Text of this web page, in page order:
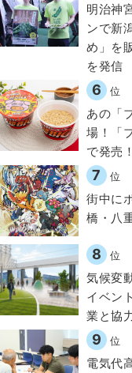
明治神
ンで新
め」を
を発信
6 位
あの「
場！「
で発売！
7 位
街中に
橋・八
8 位
気候変
イベン
業と協
9 位
電気代